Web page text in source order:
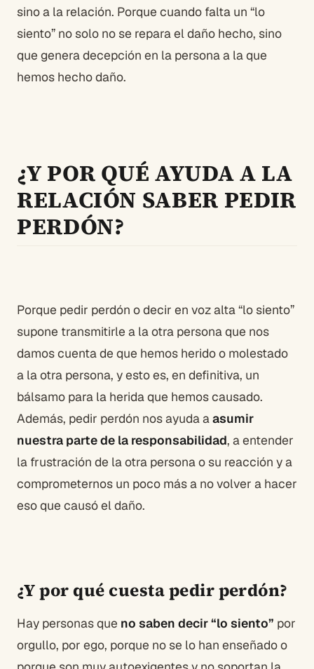
sino a la relación. Porque cuando falta un “lo
siento” no solo no se repara el daño hecho, sino
que genera decepción en la persona a la que
hemos hecho daño.
¿Y POR QUÉ AYUDA A LA
RELACIÓN SABER PEDIR
PERDÓN?
Porque pedir perdón o decir en voz alta “lo siento”
supone transmitirle a la otra persona que nos
damos cuenta de que hemos herido o molestado
a la otra persona, y esto es, en definitiva, un
bálsamo para la herida que hemos causado.
Además, pedir perdón nos ayuda aasumir
nuestra parte de la responsabilidad, a entender
la frustración de la otra persona o su reacción y a
comprometernos un poco más a no volver a hacer
eso que causó el daño.
¿Y por qué cuesta pedir perdón?
Hay personas que no saben decir “lo siento” por
orgullo, por ego, porque no se lo han enseñado o